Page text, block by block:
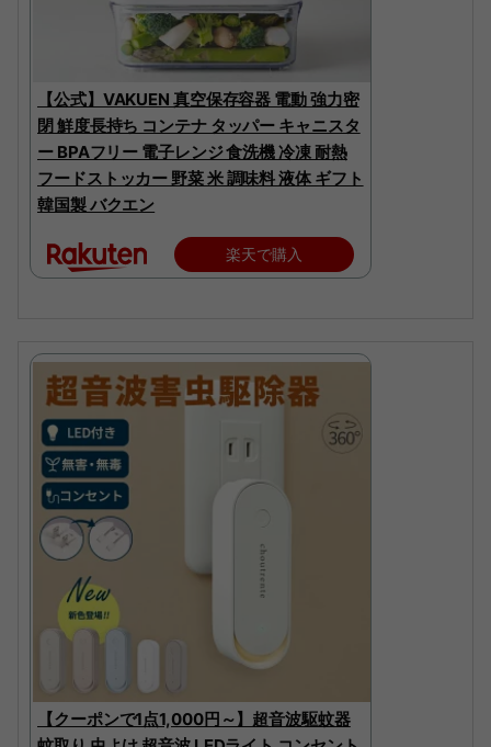
【公式】VAKUEN 真空保存容器 電動 強力密
閉 鮮度長持ち コンテナ タッパー キャニスタ
ー BPAフリー 電子レンジ 食洗機 冷凍 耐熱
フードストッカー 野菜 米 調味料 液体 ギフト
韓国製 バクエン
楽天で購入
【クーポンで1点1,000円～】超音波駆蚊器